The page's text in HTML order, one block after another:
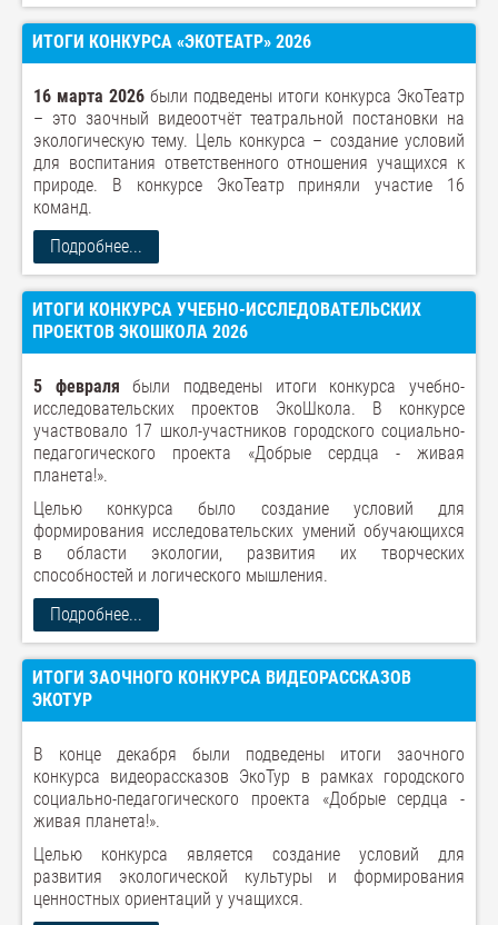
ИТОГИ КОНКУРСА «ЭКОТЕАТР» 2026
16 марта 2026 были подведены итоги конкурса ЭкоТеатр
– это заочный видеоотчёт театральной постановки на
экологическую тему. Цель конкурса – создание условий
для воспитания ответственного отношения учащихся к
природе. В конкурсе ЭкоТеатр приняли участие 16
команд.
Подробнее...
ИТОГИ КОНКУРСА УЧЕБНО-ИССЛЕДОВАТЕЛЬСКИХ
ПРОЕКТОВ ЭКОШКОЛА 2026
5 февраля были подведены итоги конкурса учебно-
исследовательских проектов ЭкоШкола. В конкурсе
участвовало 17 школ-участников городского социально-
педагогического проекта «Добрые сердца - живая
планета!».
Целью конкурса было создание условий для
формирования исследовательских умений обучающихся
в области экологии, развития их творческих
способностей и логического мышления.
Подробнее...
ИТОГИ ЗАОЧНОГО КОНКУРСА ВИДЕОРАССКАЗОВ
ЭКОТУР
В конце декабря были подведены итоги заочного
конкурса видеорассказов ЭкоТур в рамках городского
социально-педагогического проекта «Добрые сердца -
живая планета!».
Целью конкурса является создание условий для
развития экологической культуры и формирования
ценностных ориентаций у учащихся.